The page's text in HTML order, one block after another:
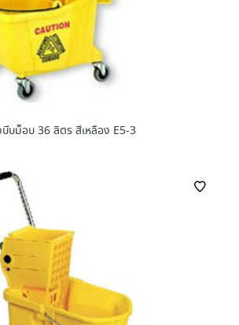
บีบม็อบ 36 ลิตร สีเหลือง E5-3